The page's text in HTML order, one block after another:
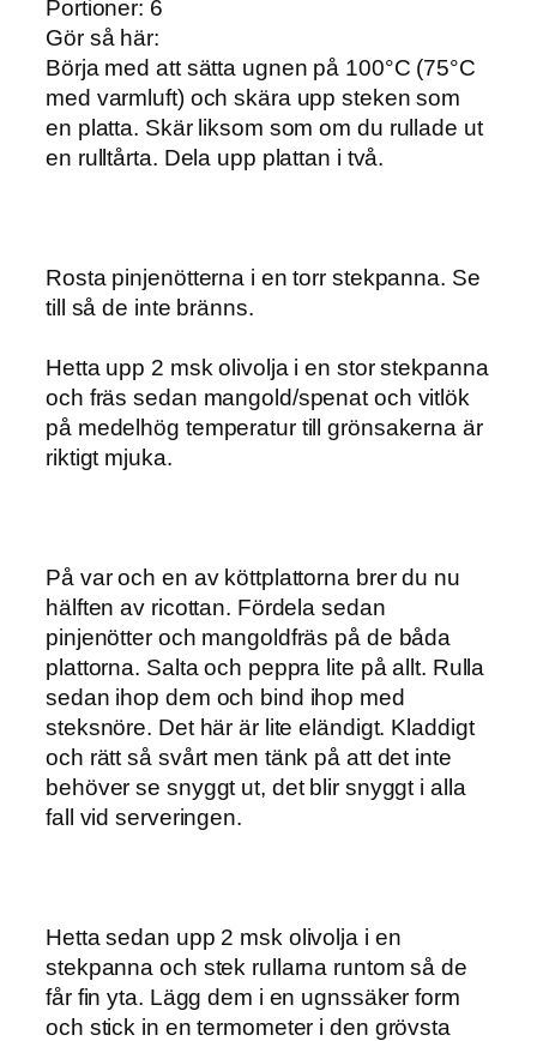
Portioner: 6
Gör så här:
Börja med att sätta ugnen på 100°C (75°C
med varmluft) och skära upp steken som
en platta. Skär liksom som om du rullade ut
en rulltårta. Dela upp plattan i två.
Rosta pinjenötterna i en torr stekpanna. Se
till så de inte bränns.
Hetta upp 2 msk olivolja i en stor stekpanna
och fräs sedan mangold/spenat och vitlök
på medelhög temperatur till grönsakerna är
riktigt mjuka.
På var och en av köttplattorna brer du nu
hälften av ricottan. Fördela sedan
pinjenötter och mangoldfräs på de båda
plattorna. Salta och peppra lite på allt. Rulla
sedan ihop dem och bind ihop med
steksnöre. Det här är lite eländigt. Kladdigt
och rätt så svårt men tänk på att det inte
behöver se snyggt ut, det blir snyggt i alla
fall vid serveringen.
Hetta sedan upp 2 msk olivolja i en
stekpanna och stek rullarna runtom så de
får fin yta. Lägg dem i en ugnssäker form
och stick in en termometer i den grövsta